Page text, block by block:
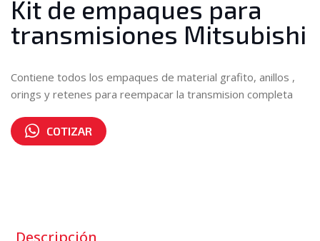
Kit de empaques para
transmisiones Mitsubishi
Contiene todos los empaques de material grafito, anillos ,
orings y retenes para reempacar la transmision completa
COTIZAR
Descripción